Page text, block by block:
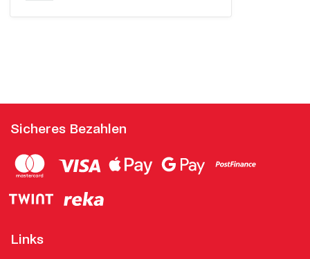
Sicheres Bezahlen
Links